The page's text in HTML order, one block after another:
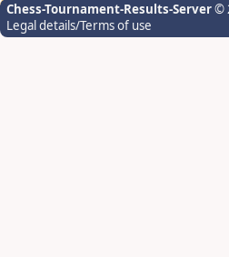
Chess-Tournament-Results-Server©
Legal details/Terms of use